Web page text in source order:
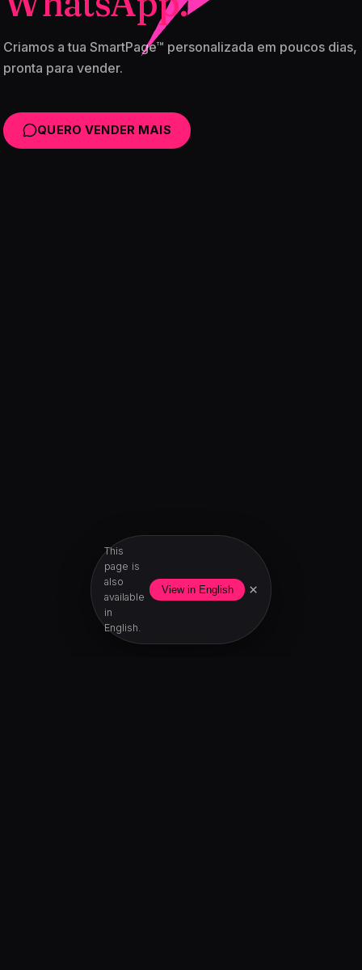
This
page is
also
available
in
English.
View in English ×
Criamos a tua SmartPage™ personalizada em poucos dias,
pronta para vender.
QUERO VENDER MAIS